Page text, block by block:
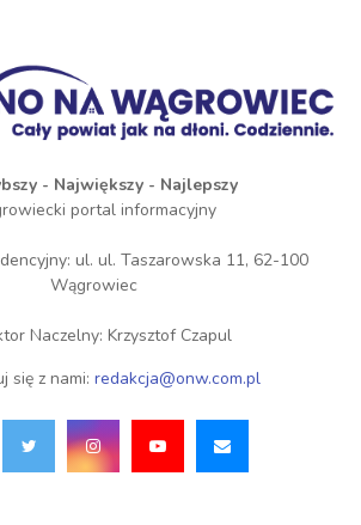
- Największy - Najlepszy
portal informacyjny
ul. ul. Taszarowska 11, 62-100
Wągrowiec
Naczelny: Krzysztof Czapul
się z nami: redakcja@onw.com.pl